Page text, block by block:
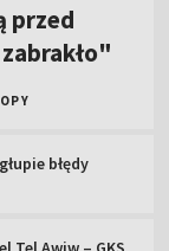
Awiw – GKS
w taki mecz
nie